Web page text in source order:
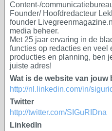
Content-/
Founder/ Hoofdredacteur
founder
media beheer.
Met 25 jaar ervaring in de
functies op redacties en veel
producties en planning, ben
juiste adres!
Wat is de website van
http://nl.linkedin.com/in/
Twitter
http://twitter.com/SIGuRIDna
LinkedIn